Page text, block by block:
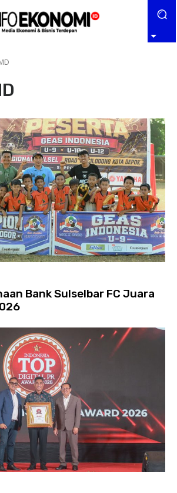
Bank Sulselbar FC Juara